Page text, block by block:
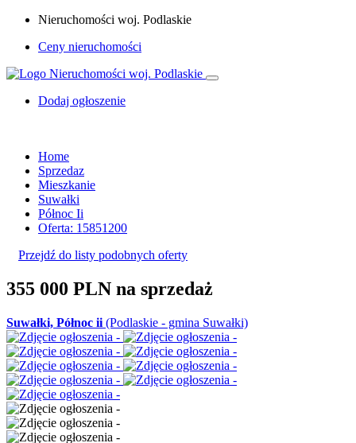
Nieruchomości woj. Podlaskie
Ceny nieruchomości
Dodaj ogłoszenie
Home
Sprzedaz
Mieszkanie
Suwałki
Północ Ii
Oferta: 15851200
Przejdź do listy podobnych oferty
355 000 PLN na sprzedaż
Suwałki, Północ ii (Podlaskie - gmina Suwałki)